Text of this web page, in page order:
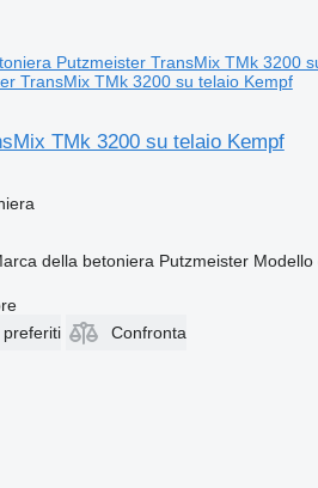
TransMix TMk 3200 su telaio Kempf
TMk 3200 su telaio Kempf
della betoniera Putzmeister Modello
Confronta